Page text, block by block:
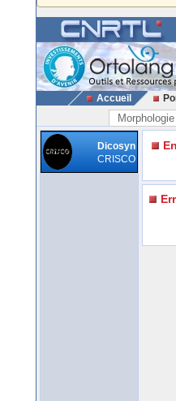
Accueil
Morphologie
Dicosyn
CRISCO